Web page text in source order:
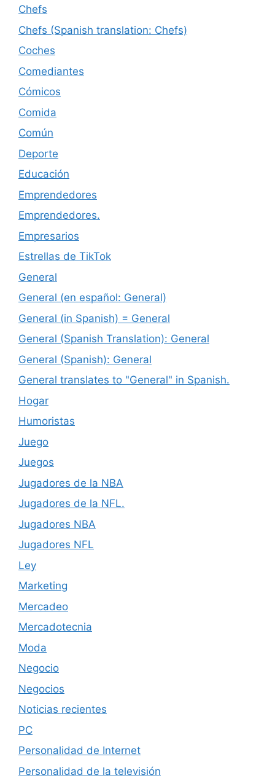
Chefs
Chefs (Spanish translation: Chefs)
Coches
Comediantes
Cómicos
Comida
Común
Deporte
Educación
Emprendedores
Emprendedores.
Empresarios
Estrellas de TikTok
General
General (en español: General)
General (in Spanish) = General
General (Spanish Translation): General
General (Spanish): General
General translates to "General" in Spanish.
Hogar
Humoristas
Juego
Juegos
Jugadores de la NBA
Jugadores de la NFL.
Jugadores NBA
Jugadores NFL
Ley
Marketing
Mercadeo
Mercadotecnia
Moda
Negocio
Negocios
Noticias recientes
PC
Personalidad de Internet
Personalidad de la televisión